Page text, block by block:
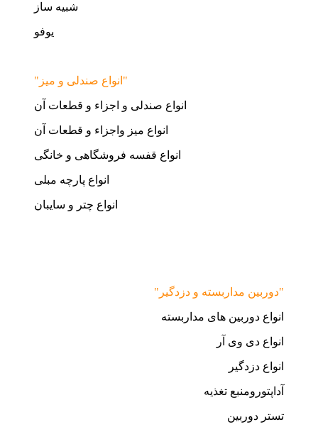
شبیه ساز
یوفو
"انواع صندلی و میز"
انواع صندلی و اجزاء و قطعات آن
انواع میز واجزاء و قطعات آن
انواع قفسه فروشگاهی و خانگی
انواع پارچه مبلی
انواع چتر و سایبان
"دوربین مداربسته و دزدگیر"
انواع دوربین های مداربسته
انواع دی وی آر
انواع دزدگیر
آداپتورومنبع تغذیه
تستر دوربین